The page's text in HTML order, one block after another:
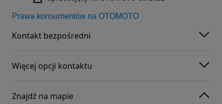
Prawa konsumentów na OTOMOTO
Kontakt bezpośredni
Więcej opcji kontaktu
Znajdź na mapie